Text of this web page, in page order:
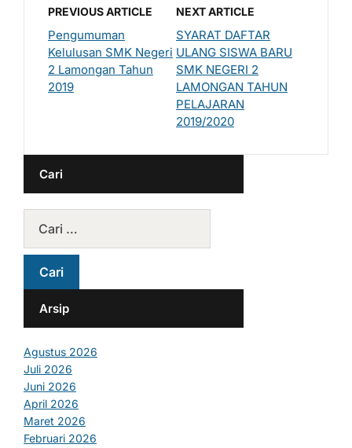
PREVIOUS ARTICLE
Pengumuman
Kelulusan SMK Negeri
2 Lamongan Tahun
2019
NEXT ARTICLE
SYARAT DAFTAR
ULANG SISWA BARU
SMK NEGERI 2
LAMONGAN TAHUN
PELAJARAN
2019/2020
Cari
Arsip
Agustus 2026
Juli 2026
Juni 2026
April 2026
Maret 2026
Februari 2026